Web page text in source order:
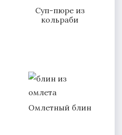
Суп-пюре из
кольраби
Омлетный блин